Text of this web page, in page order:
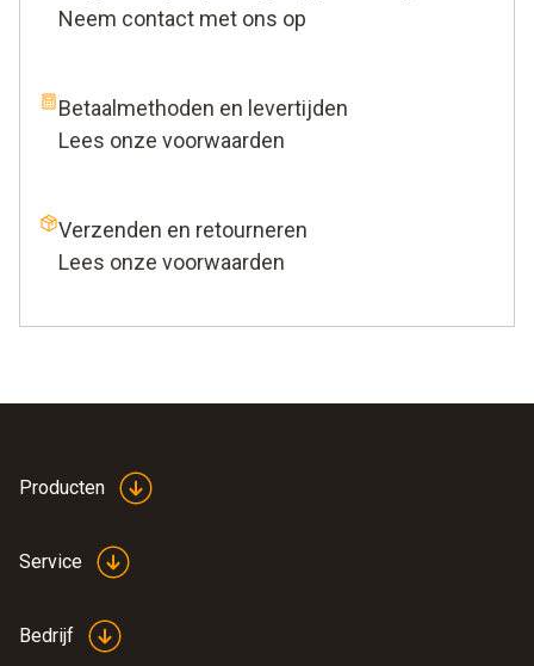
Neem contact met ons op
Betaalmethoden en levertijden
Lees onze voorwaarden
Verzenden en retourneren
Lees onze voorwaarden
Producten
Service
Bedrijf